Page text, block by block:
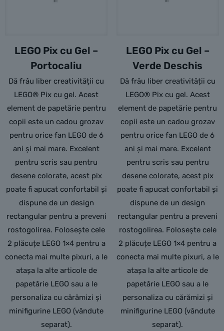
LEGO Pix cu Gel –
Portocaliu
Dă frâu liber creativității cu
LEGO® Pix cu gel. Acest
element de papetărie pentru
copii este un cadou grozav
pentru orice fan LEGO de 6
ani și mai mare. Excelent
pentru scris sau pentru
desene colorate, acest pix
poate fi apucat confortabil și
dispune de un design
rectangular pentru a preveni
rostogolirea. Folosește cele
2 plăcuțe LEGO 1×4 pentru a
conecta mai multe pixuri, a le
atașa la alte articole de
papetărie LEGO sau a le
personaliza cu cărămizi și
minifigurine LEGO (vândute
separat).
LEGO Pix cu Gel –
Verde Deschis
Dă frâu liber creativității cu
LEGO® Pix cu gel. Acest
element de papetărie pentru
copii este un cadou grozav
pentru orice fan LEGO de 6
ani și mai mare. Excelent
pentru scris sau pentru
desene colorate, acest pix
poate fi apucat confortabil și
dispune de un design
rectangular pentru a preveni
rostogolirea. Folosește cele
2 plăcuțe LEGO 1×4 pentru a
conecta mai multe pixuri, a le
atașa la alte articole de
papetărie LEGO sau a le
personaliza cu cărămizi și
minifigurine LEGO (vândute
separat).